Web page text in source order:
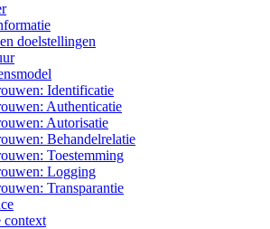
doelstellingen
Identificatie
Authenticatie
Autorisatie
Behandelrelatie
Toestemming
Logging
Transparantie
context